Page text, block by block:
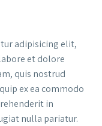
adipisicing elit,
et dolore
quis nostrud
ex ea commodo
in
nulla pariatur.